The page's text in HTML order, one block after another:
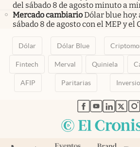
del sábado 8 de agosto minuto a
Mercado cambiarioDólar blue hoy:
sábado 8 de agosto con el MEP y el
Dólar Dólar Blue
Fintech Merval Quiniela
AFIP Paritarias
abre en nueva
abre enabre en